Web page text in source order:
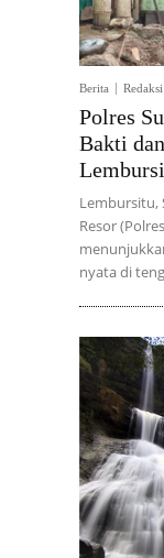
Berita
Polres
Bakti
Lembursitu,
Resor
nyata di